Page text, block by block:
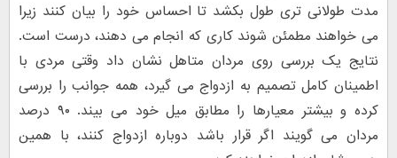
مدت طولانی تری طول بکشد تا احساس خود را بیان کنند زیرا
می خواهند مطمئن شوند کاری که انجام می دهند، درست است.
نتایج یک بررسی روی مردان متاهل نشان داد وقتی مردی با
اطمینان کامل تصمیم به ازدواج می گیرد، همه جوانب را بررسی
کرده و بیشتر معیارها را مطابق میل خود می بیند. ۹۰ درصد
مردان می گویند اگر قرار باشد دوباره ازدواج کنند، با همین